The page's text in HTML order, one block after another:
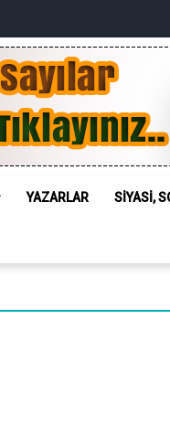
YAZARLAR SIYASI,